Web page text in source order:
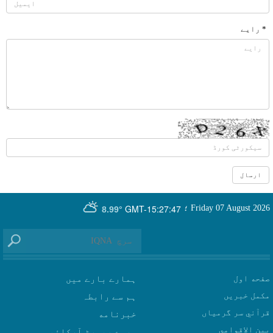
* رایے
GMT-15:27:47
8.99° Friday 07 August 2026 ؛
صفحه اول
مکمل خبریں
قرآني سر گرمياں
بين الاقوامي
ہمارے بارے میں
ہم سے رابطہ